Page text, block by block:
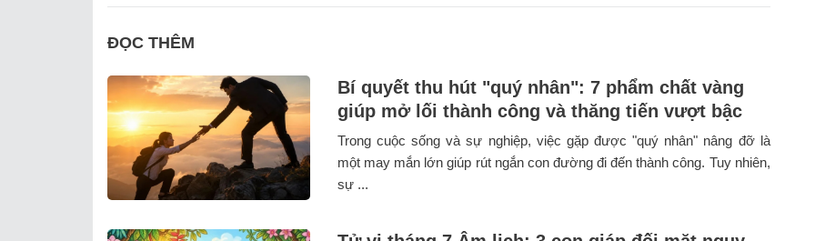
ĐỌC THÊM
Bí quyết thu hút "quý nhân": 7 phẩm chất vàng
giúp mở lối thành công và thăng tiến vượt bậc
Trong cuộc sống và sự nghiệp, việc gặp được "quý nhân" nâng đỡ là
một may mắn lớn giúp rút ngắn con đường đi đến thành công. Tuy nhiên,
sự ...